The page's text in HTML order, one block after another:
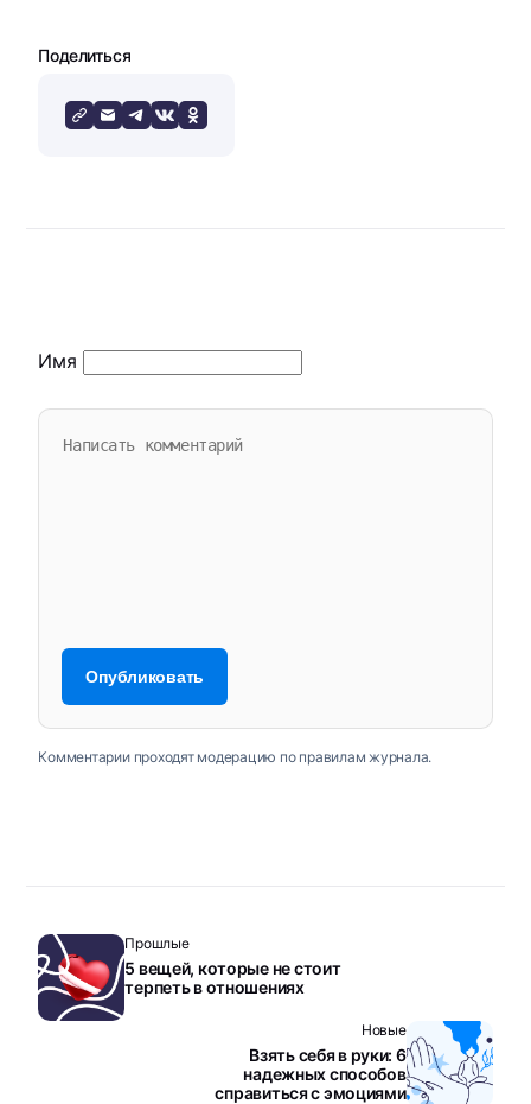
Поделиться
Имя
Комментарии проходят модерацию по правилам журнала.
Прошлые
5 вещей, которые не стоит
терпеть в отношениях
Новые
Взять себя в руки: 6
надежных способов
справиться с эмоциями